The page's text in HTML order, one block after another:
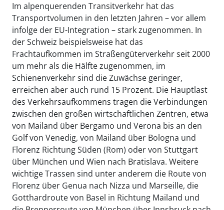
Im alpenquerenden Transitverkehr hat das
Transportvolumen in den letzten Jahren – vor allem
infolge der EU-Integration – stark zugenommen. In
der Schweiz beispielsweise hat das
Frachtaufkommen im Straßengüterverkehr seit 2000
um mehr als die Hälfte zugenommen, im
Schienenverkehr sind die Zuwächse geringer,
erreichen aber auch rund 15 Prozent. Die Hauptlast
des Verkehrsaufkommens tragen die Verbindungen
zwischen den großen wirtschaftlichen Zentren, etwa
von Mailand über Bergamo und Verona bis an den
Golf von Venedig, von Mailand über Bologna und
Florenz Richtung Süden (Rom) oder von Stuttgart
über München und Wien nach Bratislava. Weitere
wichtige Trassen sind unter anderem die Route von
Florenz über Genua nach Nizza und Marseille, die
Gotthardroute von Basel in Richtung Mailand und